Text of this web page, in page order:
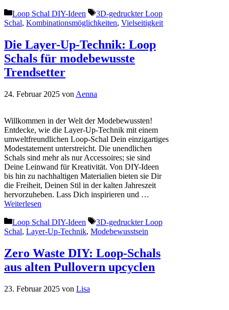
Kategorien
Loop Schal DIY-Ideen Schlagwörter
3D-gedruckter Loop
Schal, Kombinationsmöglichkeiten, Vielseitigkeit
Die Layer-Up-Technik: Loop
Schals für modebewusste
Trendsetter
24. Februar 2025 von Aenna
Willkommen in der Welt der Modebewussten!
Entdecke, wie die Layer-Up-Technik mit einem
umweltfreundlichen Loop-Schal Dein einzigartiges
Modestatement unterstreicht. Die unendlichen
Schals sind mehr als nur Accessoires; sie sind
Deine Leinwand für Kreativität. Von DIY-Ideen
bis hin zu nachhaltigen Materialien bieten sie Dir
die Freiheit, Deinen Stil in der kalten Jahreszeit
hervorzuheben. Lass Dich inspirieren und …
Weiterlesen
Kategorien
Loop Schal DIY-Ideen Schlagwörter
3D-gedruckter Loop
Schal, Layer-Up-Technik, Modebewusstsein
Zero Waste DIY: Loop-Schals
aus alten Pullovern upcyclen
23. Februar 2025 von Lisa